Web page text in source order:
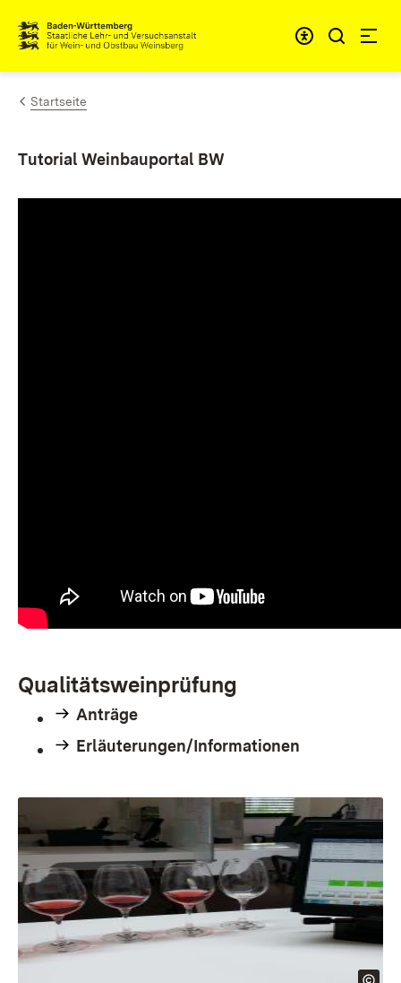
Zum Inhalt springen
Link zur Startseite
Startseite
Tutorial Weinbauportal BW
Qualitätsweinprüfung
Anträge
Erläuterungen/Informationen